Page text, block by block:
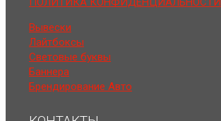
Вывески
Лайтбоксы
Световые буквы
Баннера
Брендирование Авто